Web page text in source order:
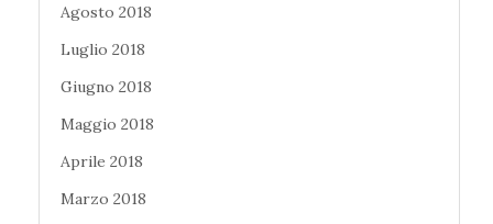
Agosto 2018
Luglio 2018
Giugno 2018
Maggio 2018
Aprile 2018
Marzo 2018